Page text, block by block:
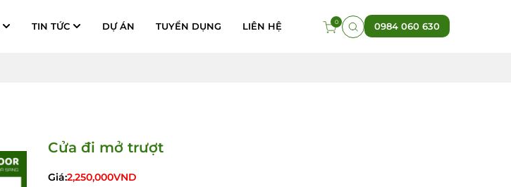
TIN TỨC DỰ ÁN TUYỂN DỤNG LIÊN HỆ 0 0984 060 630
Cửa đi mở trượt
Giá:2,250,000VND